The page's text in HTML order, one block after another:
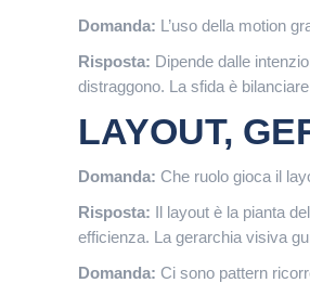
Domanda: L’uso della motion
Risposta: Dipende dalle
distraggono. La sfida è
LAYOUT,
Domanda: Che ruolo gioca il
Risposta: Il layout è la pianta
efficienza. La gerarchia visiva
Domanda: Ci sono pattern